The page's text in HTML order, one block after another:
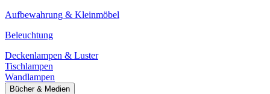
Aufbewahrung & Kleinmöbel
Beleuchtung
Deckenlampen & Luster
Tischlampen
Wandlampen
Bücher & Medien